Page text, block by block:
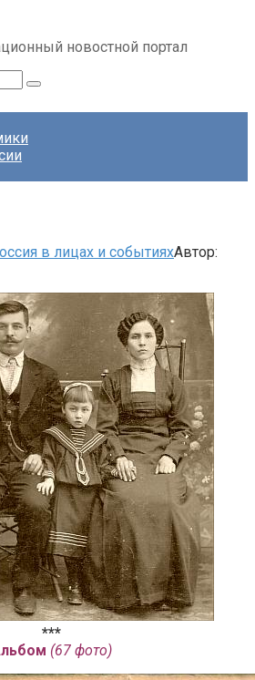
новостной портал
в лицах и событияхАвтор:
***
(67 фото)